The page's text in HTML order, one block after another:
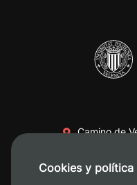
Camino de
Cookies y